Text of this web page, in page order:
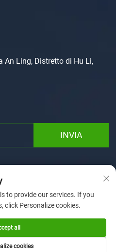
An Ling, Distretto di Hu Li,
INVIA
sulla privacy
Chi siamo
Notizie
produttiva
to provide our services. If you
click Personalize cookies.
cookies
all